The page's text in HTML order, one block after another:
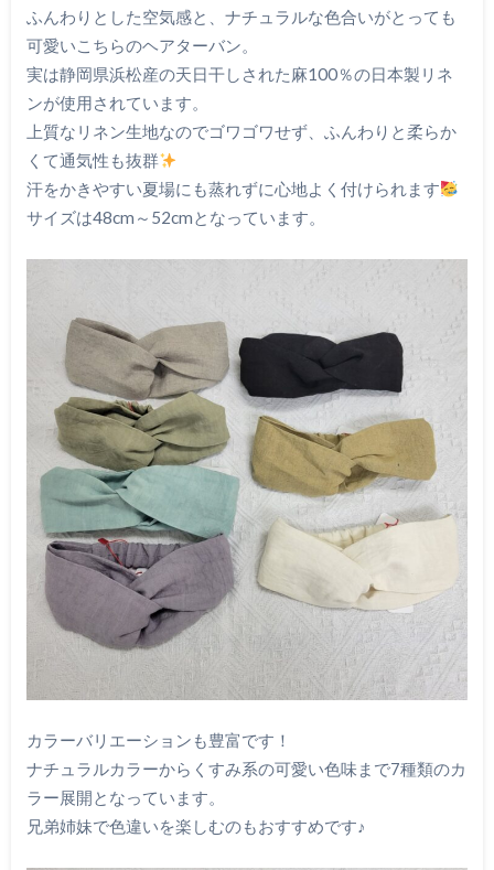
ふんわりとした空気感と、ナチュラルな色合いがとっても
可愛いこちらのヘアターバン。
実は静岡県浜松産の天日干しされた麻100％の日本製リネ
ンが使用されています。
上質なリネン生地なのでゴワゴワせず、ふんわりと柔らか
くて通気性も抜群
汗をかきやすい夏場にも蒸れずに心地よく付けられます
サイズは48cm～52cmとなっています。
カラーバリエーションも豊富です！
ナチュラルカラーからくすみ系の可愛い色味まで7種類のカ
ラー展開となっています。
兄弟姉妹で色違いを楽しむのもおすすめです♪